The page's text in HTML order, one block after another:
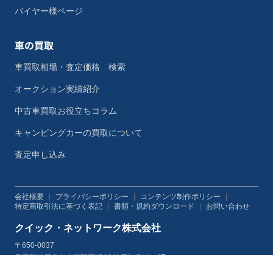
バイヤー様ページ
車の買取
車買取相場・査定価格 検索
オークション実績紹介
中古車買取お役立ちコラム
キャンピングカーの買取について
査定申し込み
会社概要 プライバシーポリシー コンテンツ制作ポリシー
特定商取引法に基づく表記
書類・規約ダウンロード お問い合わせ
クイック・ネットワーク株式会社
〒650-0037